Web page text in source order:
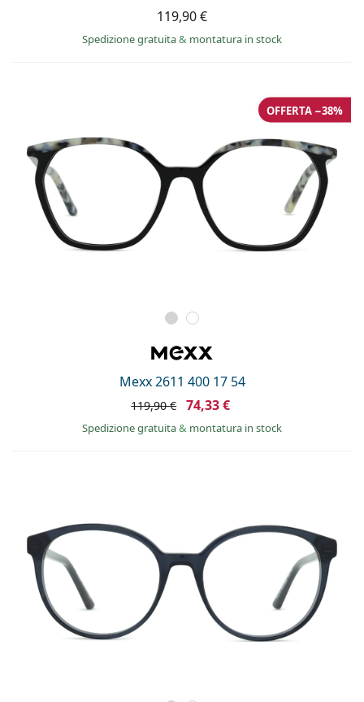
119,90 €
Spedizione gratuita& montatura in stock
Mexx 2611 400 17 54
OFFERTA −38%
119,90 € 74,33 €
Spedizione gratuita& montatura in stock